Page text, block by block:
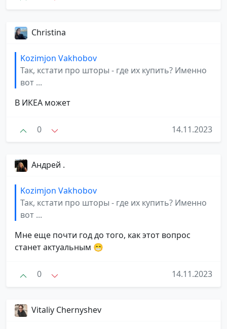
Christina
Kozimjon Vakhobov
Так, кстати про шторы - где их купить? Именно
вот ...
В ИКЕА может
0 14.11.2023
Андрей .
Kozimjon Vakhobov
Так, кстати про шторы - где их купить? Именно
вот ...
Мне еще почти год до того, как этот вопрос
станет актуальным 😁
0 14.11.2023
Vitaliy Chernyshev